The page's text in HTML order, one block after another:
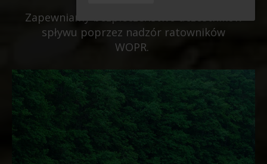
Zapewniamy bezpieczeństwo uczestników
spływu poprzez nadzór ratowników
WOPR.